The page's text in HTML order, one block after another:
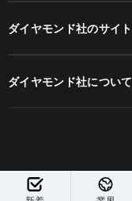
ダイヤモンド社のサイト
書籍オンライン
ダイヤモンド社について
採用情報